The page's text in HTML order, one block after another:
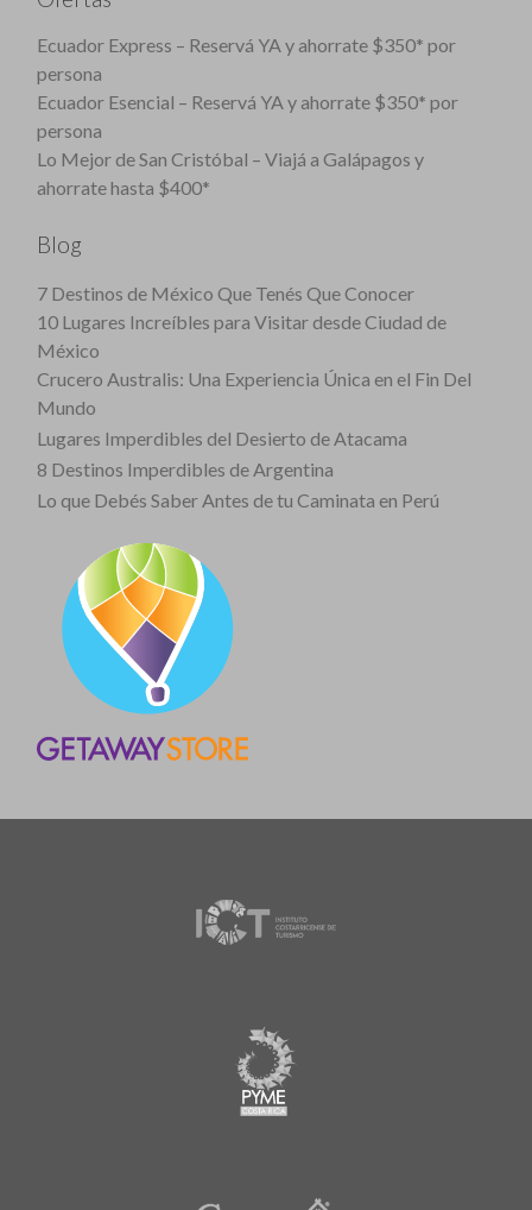
Ecuador Express – Reservá YA y ahorrate $350* por
persona
Ecuador Esencial – Reservá YA y ahorrate $350* por
persona
Lo Mejor de San Cristóbal – Viajá a Galápagos y
ahorrate hasta $400*
Blog
7 Destinos de México Que Tenés Que Conocer
10 Lugares Increíbles para Visitar desde Ciudad de
México
Crucero Australis: Una Experiencia Única en el Fin Del
Mundo
Lugares Imperdibles del Desierto de Atacama
8 Destinos Imperdibles de Argentina
Lo que Debés Saber Antes de tu Caminata en Perú